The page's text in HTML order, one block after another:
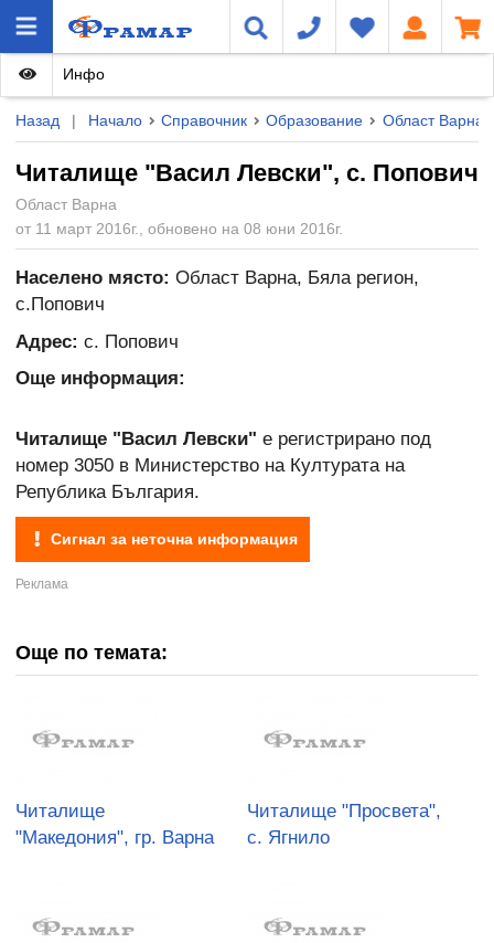
Назад | Начало Справочник Образование Област Варна
Читалище "Васил Левски", с. Попович
Област Варна
от 11 март 2016г., обновено на 08 юни 2016г.
Инфо
Населено място: Област Варна, Бяла регион,
с.Попович
Адрес: с. Попович
Още информация:
Читалище "Васил Левски" е регистрирано под
номер 3050 в Министерство на Културата на
Република България.
Сигнал за неточна информация
Още по темата:
Читалище
"Македония", гр. Варна
Читалище "Просвета",
с. Ягнило